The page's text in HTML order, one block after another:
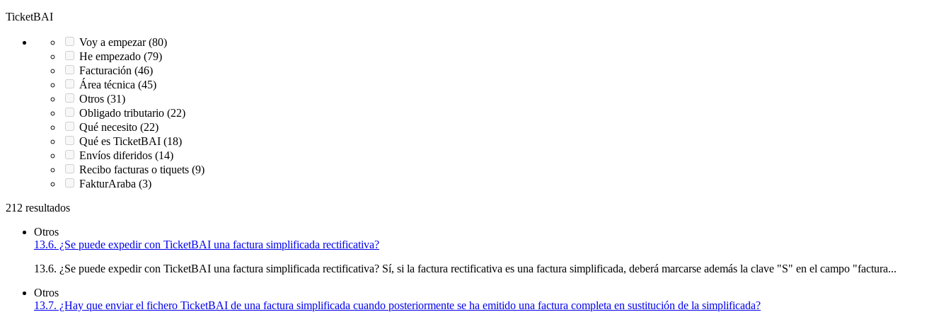
TicketBAI
Voy a empezar (80)
He empezado (79)
Facturación (46)
Área técnica (45)
Otros (31)
Obligado tributario (22)
Qué necesito (22)
Qué es TicketBAI (18)
Envíos diferidos (14)
Recibo facturas o tiquets (9)
FakturAraba (3)
212 resultados
Otros
13.6. ¿Se puede expedir con TicketBAI una factura simplificada rectificativa?
13.6. ¿Se puede expedir con TicketBAI una factura simplificada rectificativa? Sí, si la factura rectificativa es una factura simplificada, deberá marcarse además la clave "S" en el campo "factura...
Otros
13.7. ¿Hay que enviar el fichero TicketBAI de una factura simplificada cuando posteriormente se ha emitido una factura completa en sustitución de la simplificada?